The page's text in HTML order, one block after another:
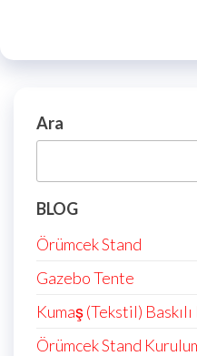
Ara
BLOG
Örümcek Stand
Gazebo Tente
Kumaş (Tekstil)
Örümcek Stand